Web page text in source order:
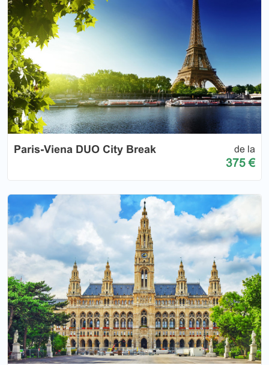
Paris-Viena DUO City Break de la
375 €